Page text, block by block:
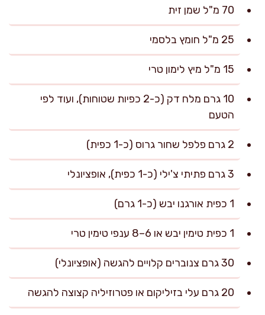
70 מ"ל שמן זית
25 מ"ל חומץ בלסמי
15 מ"ל מיץ לימון טרי
10 גרם מלח דק (כ-2 כפיות שטוחות), ועוד לפי
הטעם
2 גרם פלפל שחור גרוס (כ-1 כפית)
3 גרם פתיתי צ'ילי (כ-1 כפית), אופציונלי
1 כפית אורגנו יבש (כ-1 גרם)
1 כפית טימין יבש או 6–8 ענפי טימין טרי
30 גרם צנוברים קלויים להגשה (אופציונלי)
20 גרם עלי בזיליקום או פטרוזיליה קצוצה להגשה